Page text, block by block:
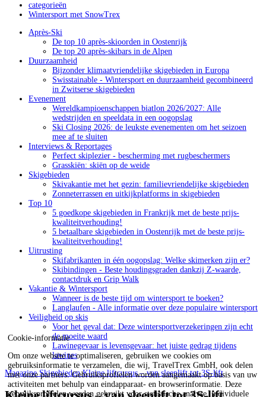
Cookie-informatie
Om onze website te optimaliseren, gebruiken we cookies om
gebruiksinformatie te verzamelen, die wij, TravelTrex GmbH, ook delen
met onze partners. Gebruiksprofielen worden aangemaakt op basis van uw
activiteiten met behulp van eindapparaat- en browserinformatie. Deze
gebruiksprofielen worden gebruikt voor statistische analyse, individuele
categorieën
Wintersport met SnowTrex
Après-Ski
De top 10 après-skioorden in Oostenrijk
De top 20 après-skibars in de Alpen
Duurzaamheid
Bijzonder klimaatvriendelijke skigebieden in Europa
Swisstainable - Wintersport en duurzaamheid gecombineerd
in Zwitserse skigebieden
Evenement
Wereldkampioenschappen biatlon 2026/2027: Alle
wedstrijden en speeldata in een oogopslag
Ski Closing 2026: de leukste evenementen om het seizoen
mee af te sluiten
Interviews & Reportages
Perfect skiplezier - bescherming met rugbeschermers
Grasskiën: skiën op de weide
Skigebieden
Skivakantie met het gezin: familievriendelijke skigebieden
Zonneterrassen en uitkijkplatforms in skigebieden
Top 10
5 goedkope skigebieden in Frankrijk met de beste prijs-
kwaliteitverhouding!
5 betaalbare skigebieden in Oostenrijk met de beste prijs-
kwaliteitverhouding!
Uitrusting
Skifabrikanten in één oogopslag: Welke skimerken zijn er?
Skibindingen - Beste houdingsgraden dankzij Z-waarde,
contactdruk en Grip Walk
Vakantie & Wintersport
Wanneer is de beste tijd om wintersport te boeken?
Langlaufen - Alle informatie over deze populaire wintersport
Veiligheid op skis
Voor het geval dat: Deze wintersportverzekeringen zijn echt
de moeite waard
Lawinegevaar is levensgevaar: het juiste gedrag tijdens
lawines
Magazine SkigebiedenKleine liftcursus – van sleeplift tot 3S-lift